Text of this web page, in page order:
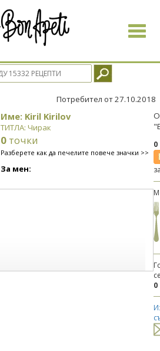
Toggle
Потребител от 27.10.2018
Име: Kiril Kirilov
ТИТЛА: Чирак
0 точки
Разберете как да печелите повече значки >>
За мен:
0